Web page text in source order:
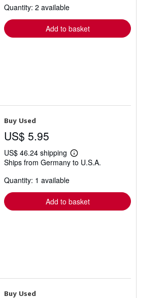
Quantity: 2 available
Add to basket
Buy Used
US$ 5.95
US$ 46.24 shipping
Learn
more
Ships from Germany to U.S.A.
Quantity: 1 available
Add to basket
Buy Used